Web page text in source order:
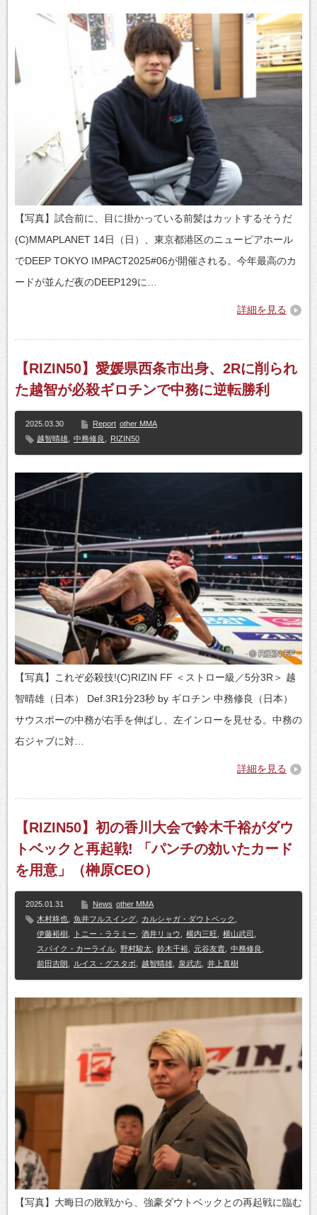
【写真】試合前に、目に掛かっている前髪はカットするそうだ
(C)MMAPLANET 14日（日）、東京都港区のニューピアホール
でDEEP TOKYO IMPACT2025#06が開催される。今年最高のカ
ードが並んだ夜のDEEP129に…
詳細を見る
【RIZIN50】愛媛県西条市出身、2Rに削られ
た越智が必殺ギロチンで中務に逆転勝利
2025.03.30 Report other MMA
越智晴雄
中務修良 RIZIN50
【写真】これぞ必殺技!(C)RIZIN FF ＜ストロー級／5分3R＞ 越
智晴雄（日本） Def.3R1分23秒 by ギロチン 中務修良（日本）
サウスポーの中務が右手を伸ばし、左インローを見せる。中務の
右ジャブに対…
詳細を見る
【RIZIN50】初の香川大会で鈴木千裕がダウ
トベックと再起戦! 「パンチの効いたカード
を用意」（榊原CEO）
2025.01.31 News other MMA
木村柊也
魚井フルスイング カルシャガ・ダウトベック
伊藤裕樹
トニー・ララミー 酒井リョウ 横内三旺 横山武司
スパイク・カーライル
野村駿太 鈴木千裕 元谷友貴 中務修良
前田吉朗
ルイス・グスタボ 越智晴雄 泉武志 井上直樹
【写真】大晦日の敗戦から、強豪ダウトベックとの再起戦に臨む